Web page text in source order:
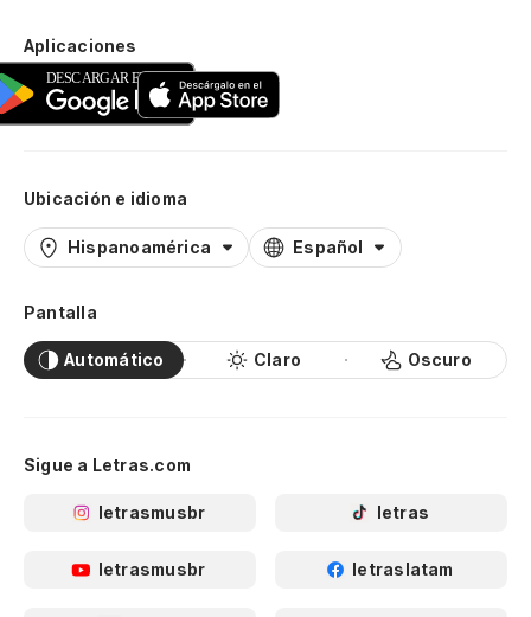
Aplicaciones
Ubicación e idioma
Hispanoamérica Español
Pantalla
Automático Claro Oscuro
Sigue a Letras.com
letrasmusbr letras
letrasmusbr letraslatam